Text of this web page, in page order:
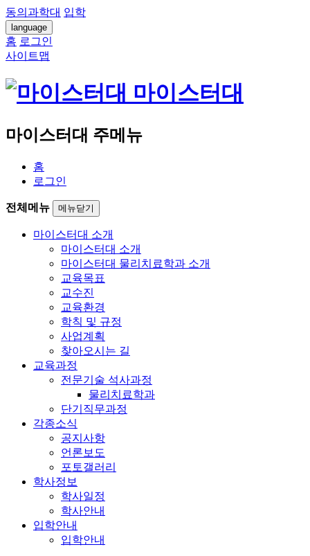
동의과학대 입학
language
홈 로그인
사이트맵
마이스터대
마이스터대 주메뉴
홈
로그인
전체메뉴 메뉴닫기
마이스터대 소개
마이스터대 소개
마이스터대 물리치료학과 소개
교육목표
교수진
교육환경
학칙 및 규정
사업계획
찾아오시는 길
교육과정
전문기술 석사과정
물리치료학과
단기직무과정
각종소식
공지사항
언론보도
포토갤러리
학사정보
학사일정
학사안내
입학안내
입학안내